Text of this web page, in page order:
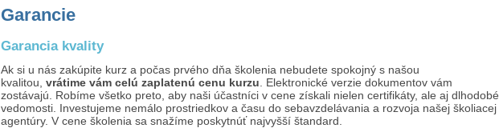
Garancie
Garancia kvality
Ak si u nás zakúpite kurz a počas prvého dňa školenia nebudete spokojný s našou
kvalitou, vrátime vám celú zaplatenú cenu kurzu . Elektronické verzie dokumentov vám
zostávajú. Robíme všetko preto, aby naši účastníci v cene získali nielen certifikáty, ale aj dlhodobé
vedomosti. Investujeme nemálo prostriedkov a času do sebavzdelávania a rozvoja našej školiacej
agentúry. V cene školenia sa snažíme poskytnúť najvyšší štandard.